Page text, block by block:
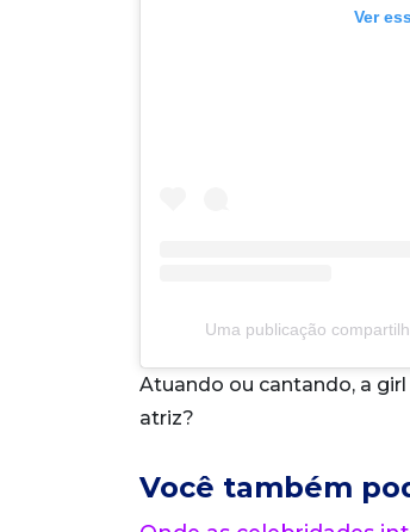
Ver
Uma publicação
Atuando ou cantando, a
atriz?
Você também